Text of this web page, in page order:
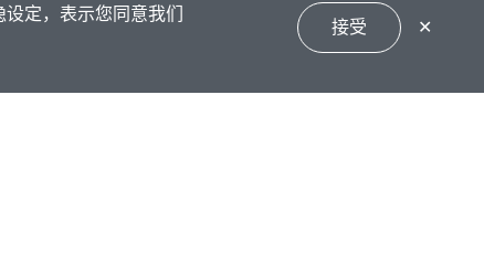
定，表示您同意我们
接受 ✕